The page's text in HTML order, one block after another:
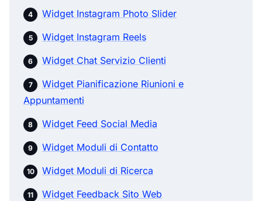
Widget Instagram Photo Slider
Widget Instagram Reels
Widget Chat Servizio Clienti
Widget Pianificazione Riunioni e
Appuntamenti
Widget Feed Social Media
Widget Moduli di Contatto
Widget Moduli di Ricerca
Widget Feedback Sito Web